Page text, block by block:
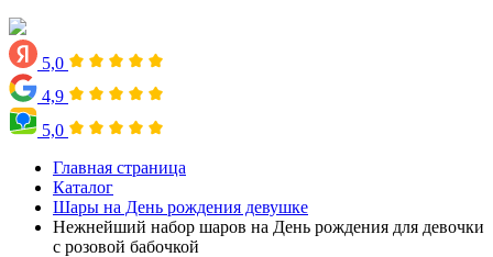
5,0
4,9
5,0
Главная страница
Каталог
Шары на День рождения девушке
Нежнейший набор шаров на День рождения для девочки
с розовой бабочкой